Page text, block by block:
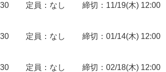
定員：なし 締切：11/19(木) 12:00
定員：なし 締切：01/14(木) 12:00
定員：なし 締切：02/18(木) 12:00